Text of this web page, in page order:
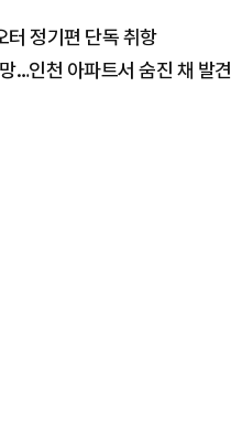
정기편 단독 취항
…인천 아파트서 숨진 채 발견